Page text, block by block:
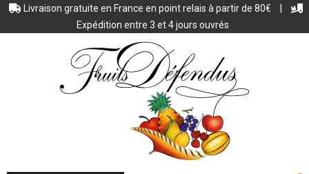
Livraison gratuite en France en point relais à partir de 80€
Expédition entre 3 et 4 jours ouvrés